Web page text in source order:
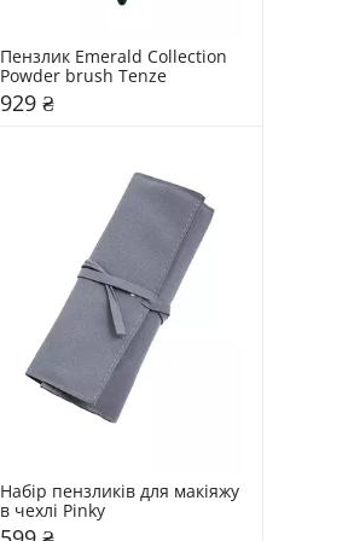
Пензлик Emerald Collection
Powder brush Tenze
929 ₴
Набір пензликів для макіяжу
в чехлі Pinky